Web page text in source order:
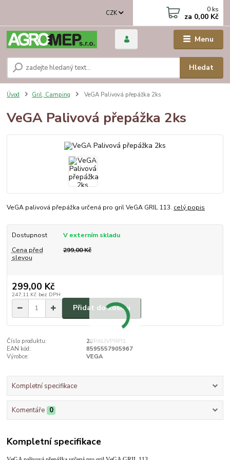
Menu
CZK
Hledat
0 ks
za 0,00 Kč
Úvod Gril, Camping VeGA Palivová přepážka 2ks
VeGA Palivová přepážka 2ks
VeGA palivová přepážka určená pro gril VeGA GRIL 113. celý popis
Dostupnost
V externím skladu
Cena před
slevou
299,00 Kč
299,00 Kč
247,11 Kč bez DPH
Přidat do košíku
Číslo produktu:
28PALIVPRFI1
EAN kód:
8595557905967
Výrobce:
VEGA
Kompletní specifikace
Komentáře 0
Kompletní specifikace